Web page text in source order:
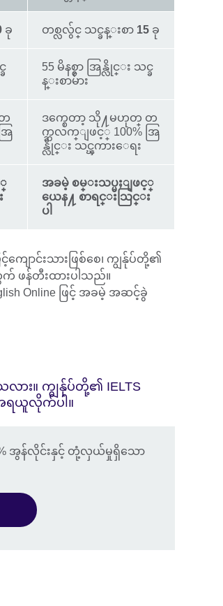
ခု တစ္လလွ်င္ သင္ခန္းစာ 15 ခု
55 မိနစ္စာ အြန္လိုင္း သင္ခ
န္းစာမ်ား
ြ
ဒက္စေတာ့ သို႔မဟုတ္ တ
က္ဘလက္ျဖင့္ 100% အြ
န္လိုင္း သင္ၾကားေရး
အခမဲ့ စမ္းသပ္မႈျဖင့္
ယေန႔ စာရင္းသြင္း
ပါ
ျောင်းသားဖြစ်စေ၊ ကျွန်ုပ်တို့၏
ဖန်တီးထားပါသည်။
Online ဖြင့် အခမဲ့ အဆင့်ခွဲ
လား။ ကျွန်ုပ်တို့၏ IELTS
ရယူလိုက်ပါ။
အွန်လိုင်းနှင့် တုံ့လှယ်မှုရှိသော